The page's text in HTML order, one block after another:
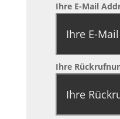
Ihre E-Mail
Ihre